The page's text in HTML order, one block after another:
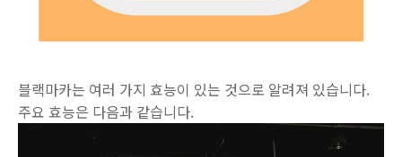
블랙마카는 여러 가지 효능이 있는 것으로 알려져 있습니다.
주요 효능은 다음과 같습니다.